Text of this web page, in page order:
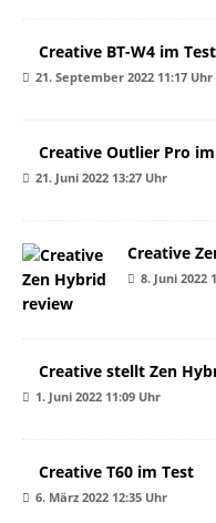
Creative BT-W4 im Test
21. September 2022 11:17 Uhr
Creative Outlier Pro
21. Juni 2022 13:27 Uhr
Creative
8. Juni 2022
Creative stellt Zen
1. Juni 2022 11:09 Uhr
Creative T60 im Test
6. März 2022 12:35 Uhr